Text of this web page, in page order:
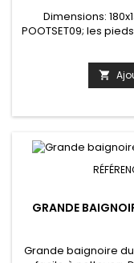
Dimensions:
POOTSET09; les
la baignoire:
appui-tête,
balnéo...Appui-
gris)Merci de nous

GRANDE
Grande baignoire